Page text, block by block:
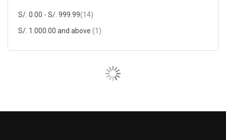
S/. 0.00 - S/. 999.99 14item
S/. 1.000.00 and above 1item